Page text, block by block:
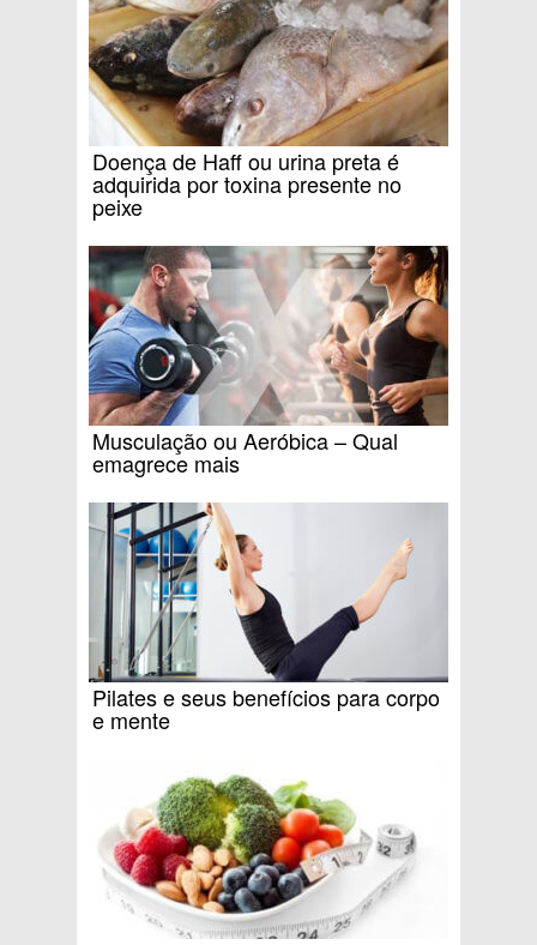
Doença de Haff ou urina preta é
adquirida por toxina presente no
peixe
Musculação ou Aeróbica – Qual
emagrece mais
Pilates e seus benefícios para corpo
e mente